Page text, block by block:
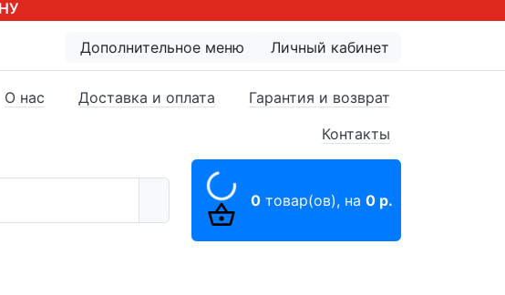
Дополнительное меню Личный кабинет
О нас Доставка и оплата
Гарантия и возврат
Контакты
0 товар(ов), на 0 р.